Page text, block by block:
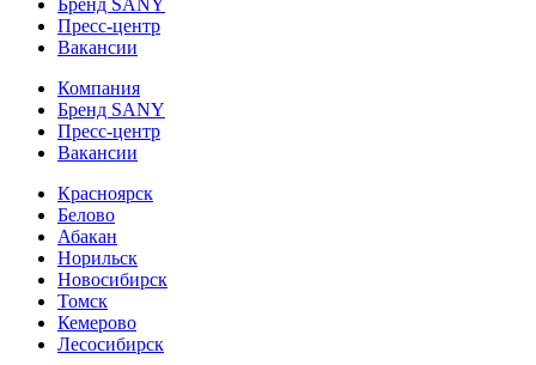
Бренд SANY
Пресс-центр
Вакансии
Компания
Бренд SANY
Пресс-центр
Вакансии
Красноярск
Белово
Абакан
Норильск
Новосибирск
Томск
Кемерово
Лесосибирск